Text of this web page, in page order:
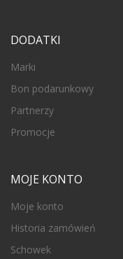
DODATKI
Marki
Bon podarunkowy
Partnerzy
Promocje
MOJE KONTO
Moje konto
Historia zamówień
Schowek